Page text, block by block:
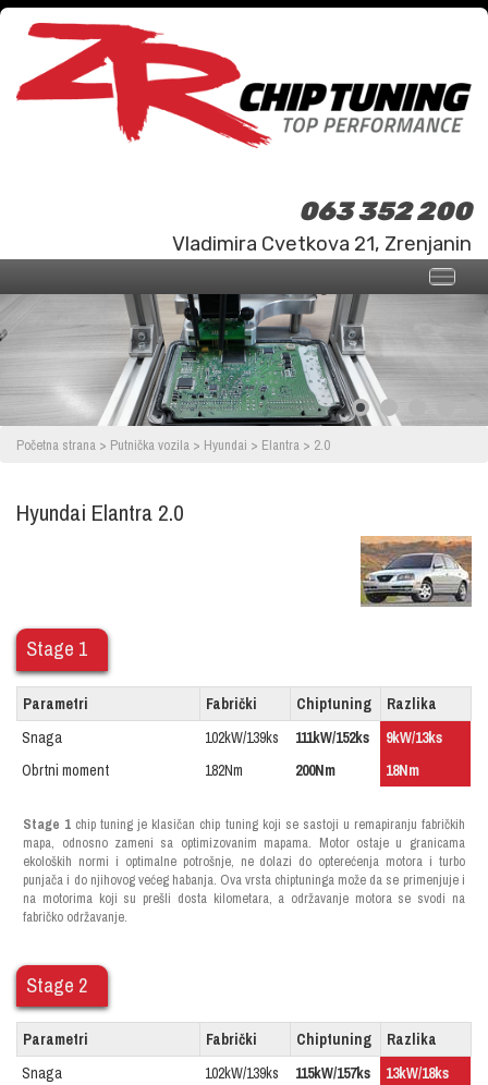
063 352 200
Vladimira Cvetkova 21, Zrenjanin
Početna strana > Putnička vozila > Hyundai > Elantra > 2.0
Hyundai Elantra 2.0
Stage 1
Parametri Fabrički Chiptuning
Razlika
Snaga
102kW/139ks 111kW/152ks
9kW/13ks
Obrtni moment
182Nm 200Nm 18Nm
Stage 1 chip tuning je klasičan chip tuning koji se sastoji u remapiranju fabričkih
mapa, odnosno zameni sa optimizovanim mapama. Motor ostaje u granicama
ekoloških normi i optimalne potrošnje, ne dolazi do opterećenja motora i turbo
punjača i do njihovog većeg habanja. Ova vrsta chiptuninga može da se primenjuje i
na motorima koji su prešli dosta kilometara, a održavanje motora se svodi na
fabričko održavanje.
Stage 2
Parametri Fabrički Chiptuning
Razlika
Snaga
102kW/139ks 115kW/157ks
13kW/18ks